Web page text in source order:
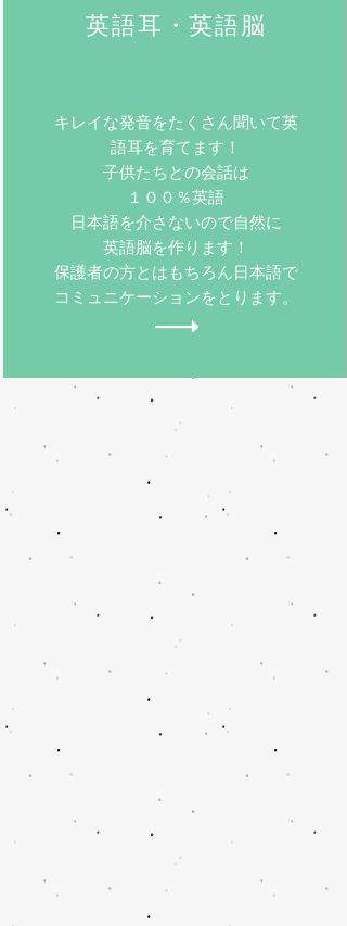
英語耳・​英語脳
​キレイな発音をたくさん聞いて英
語耳を育てます！
子供たちとの会話は
１００％英語
​日本語を介さないので自然に
英語脳を作ります！
保護者の方とはもちろん日本語で
コミュニケーションをとります。